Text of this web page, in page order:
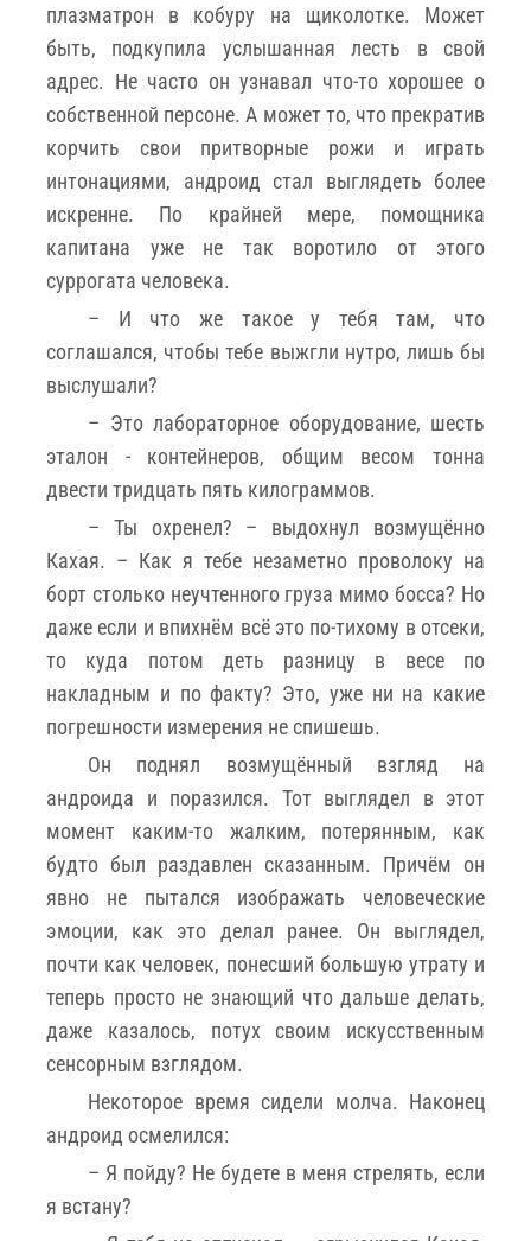
плазматрон в кобуру на щиколотке. Может
быть, подкупила услышанная лесть в свой
адрес. Не часто он узнавал что-то хорошее о
собственной персоне. А может то, что прекратив
корчить свои притворные рожи и играть
интонациями, андроид стал выглядеть более
искренне. По крайней мере, помощника
капитана уже не так воротило от этого
суррогата человека.
– И что же такое у тебя там, что
соглашался, чтобы тебе выжгли нутро, лишь бы
выслушали?
– Это лабораторное оборудование, шесть
эталон - контейнеров, общим весом тонна
двести тридцать пять килограммов.
– Ты охренел? – выдохнул возмущённо
Кахая. – Как я тебе незаметно проволоку на
борт столько неучтенного груза мимо босса? Но
даже если и впихнём всё это по-тихому в отсеки,
то куда потом деть разницу в весе по
накладным и по факту? Это, уже ни на какие
погрешности измерения не спишешь.
Он поднял возмущённый взгляд на
андроида и поразился. Тот выглядел в этот
момент каким-то жалким, потерянным, как
будто был раздавлен сказанным. Причём он
явно не пытался изображать человеческие
эмоции, как это делал ранее. Он выглядел,
почти как человек, понесший большую утрату и
теперь просто не знающий что дальше делать,
даже казалось, потух своим искусственным
сенсорным взглядом.
Некоторое время сидели молча. Наконец
андроид осмелился:
– Я пойду? Не будете в меня стрелять, если
я встану?